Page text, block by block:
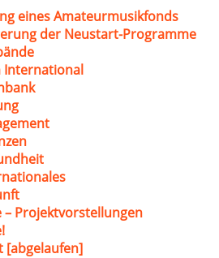
eines Amateurmusikfonds
der Neustart-Programme
International
– Projektvorstellungen
[abgelaufen]